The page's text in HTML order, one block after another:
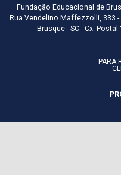
Fundação Educacional de
Rua Vendelino Maffezzolli, 333 -
Brusque - SC - Cx.
PARA